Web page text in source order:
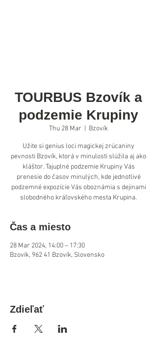
TOURBUS Bzovík a
podzemie Krupiny
Thu 28 Mar Bzovík
Užite si genius loci magickej zrúcaniny
pevnosti Bzovík, ktorá v minulosti slúžila aj ako
kláštor. Tajuplné podzemie Krupiny Vás
prenesie do časov minulých, kde jednotlivé
podzemné expozície Vás oboznámia s dejinami
slobodného kráľovského mesta Krupina.
Čas a miesto
28 Mar 2024, 14:00 – 17:30
Bzovík, 962 41 Bzovík, Slovensko
Zdieľať